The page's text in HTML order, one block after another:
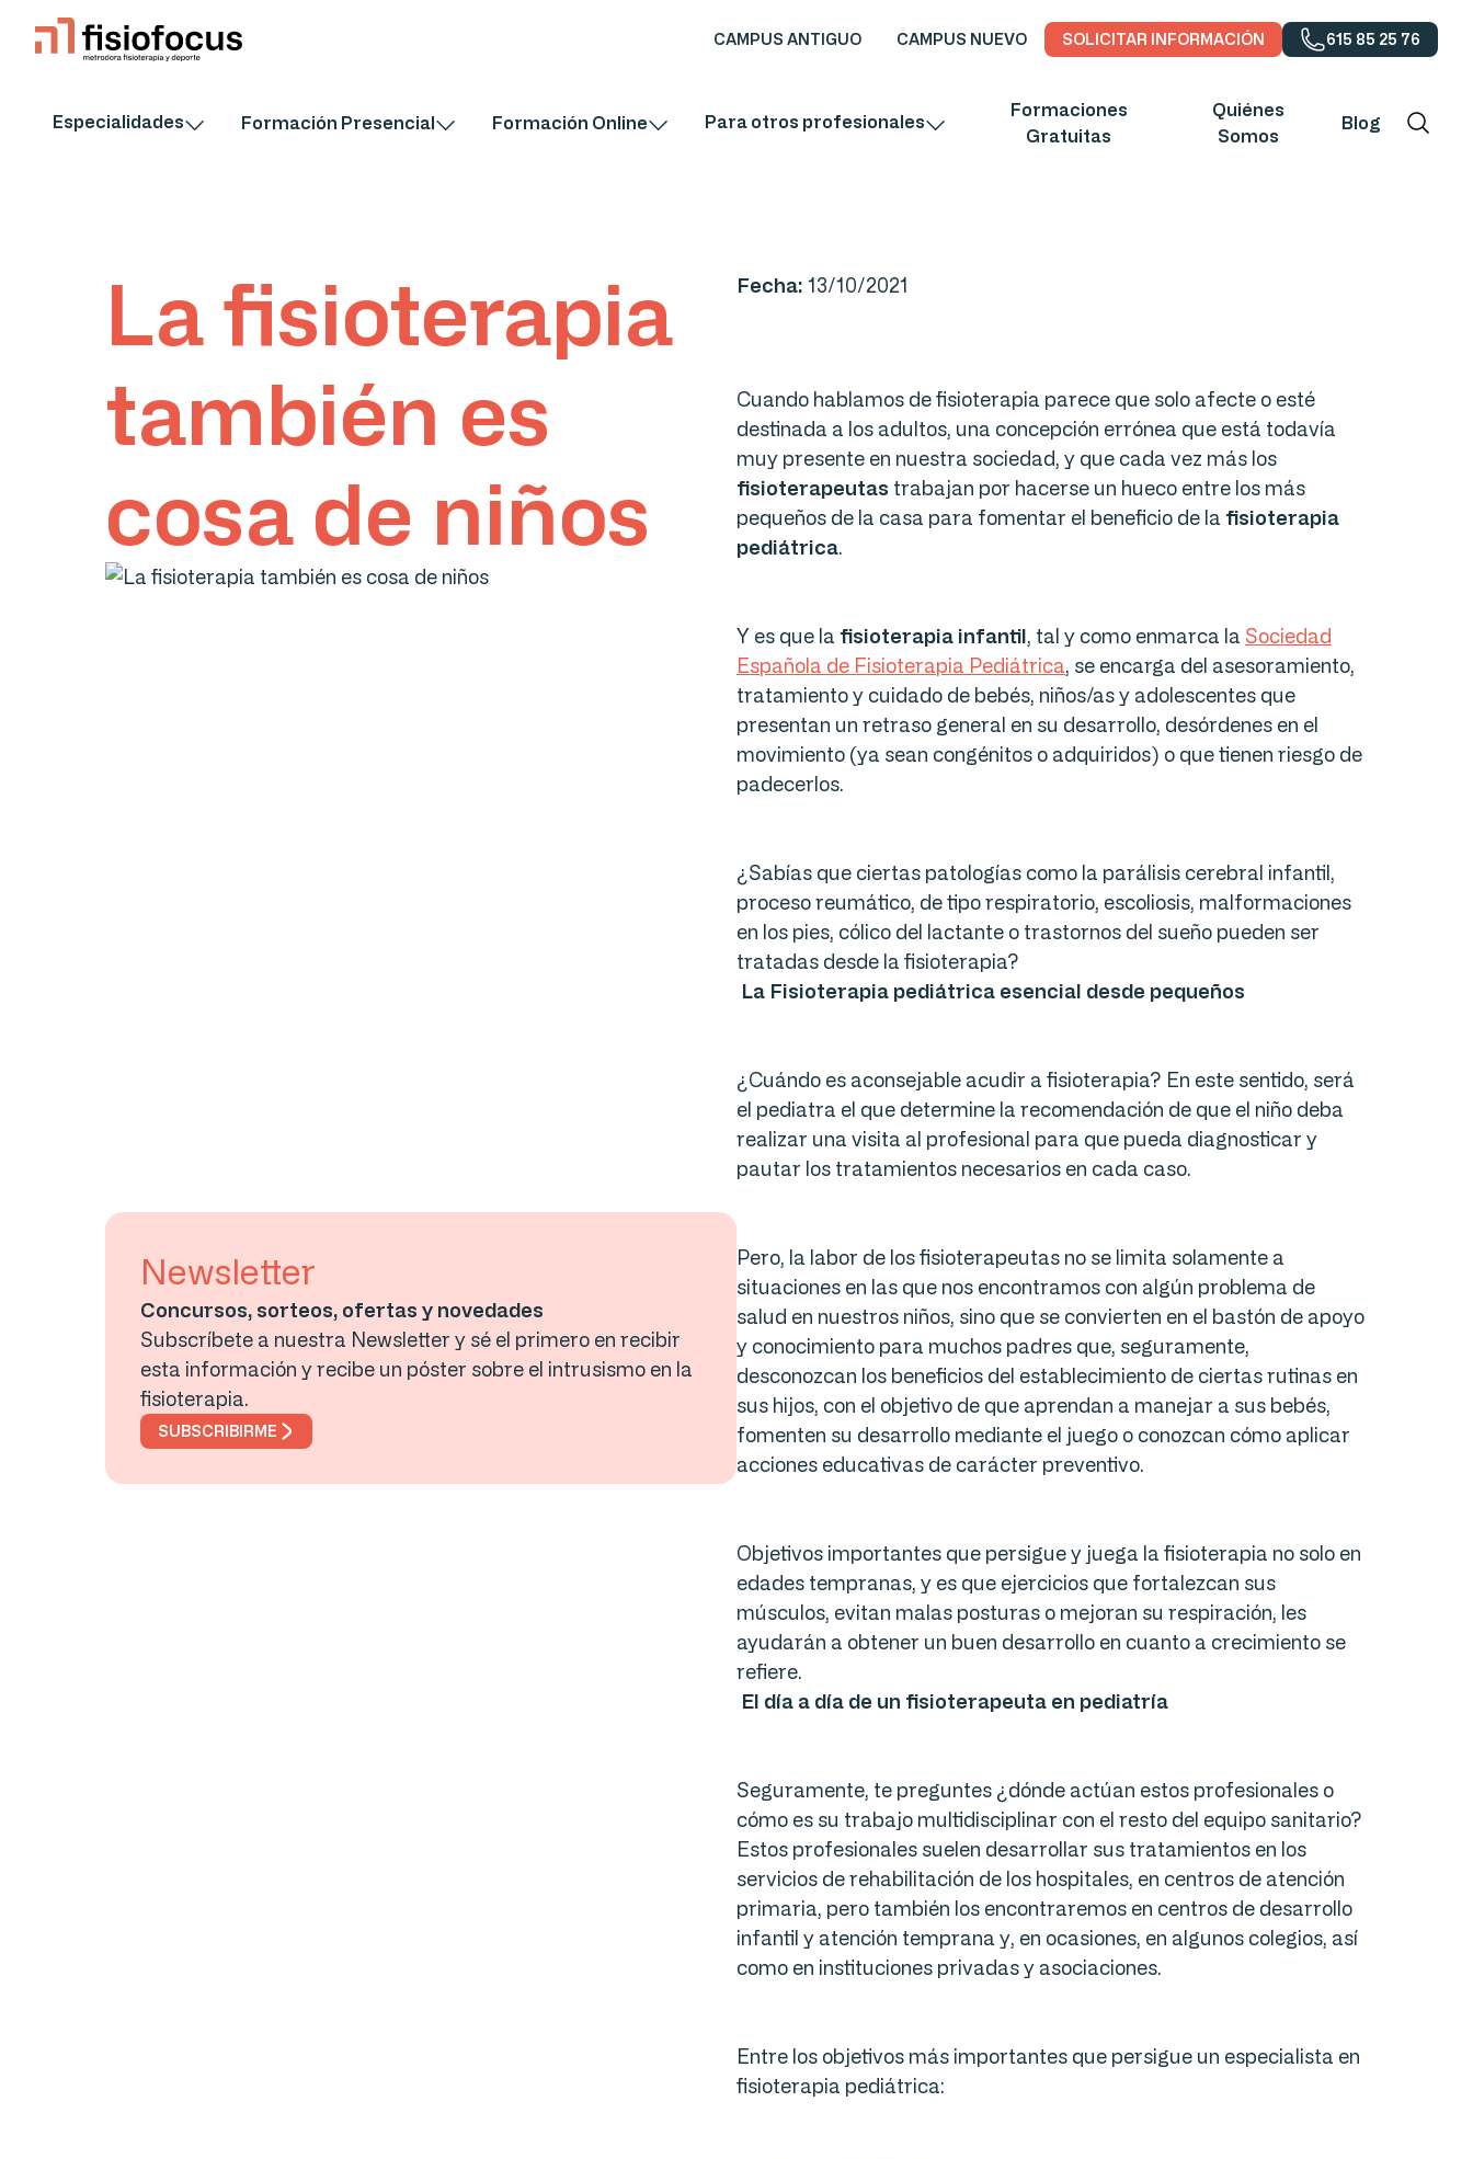
CAMPUS ANTIGUO CAMPUS NUEVO SOLICITAR INFORMACIÓN 615 85 25 76
Especialidades Formación Presencial Formación Online Para otros profesionales
Formaciones
Gratuitas
Quiénes
Somos
Blog
La fisioterapia
también es
cosa de niños
Newsletter
Concursos, sorteos, ofertas y novedades
Subscríbete a nuestra Newsletter y sé el primero en recibir
esta información y recibe un póster sobre el intrusismo en la
fisioterapia.
SUBSCRIBIRME
Fecha: 13/10/2021
Cuando hablamos de fisioterapia parece que solo afecte o esté
destinada a los adultos, una concepción errónea que está todavía
muy presente en nuestra sociedad, y que cada vez más los
fisioterapeutas trabajan por hacerse un hueco entre los más
pequeños de la casa para fomentar el beneficio de la fisioterapia
pediátrica.
Y es que la fisioterapia infantil, tal y como enmarca la Sociedad
Española de Fisioterapia Pediátrica, se encarga del asesoramiento,
tratamiento y cuidado de bebés, niños/as y adolescentes que
presentan un retraso general en su desarrollo, desórdenes en el
movimiento (ya sean congénitos o adquiridos) o que tienen riesgo de
padecerlos.
¿Sabías que ciertas patologías como la parálisis cerebral infantil,
proceso reumático, de tipo respiratorio, escoliosis, malformaciones
en los pies, cólico del lactante o trastornos del sueño pueden ser
tratadas desde la fisioterapia?
La Fisioterapia pediátrica esencial desde pequeños
¿Cuándo es aconsejable acudir a fisioterapia? En este sentido, será
el pediatra el que determine la recomendación de que el niño deba
realizar una visita al profesional para que pueda diagnosticar y
pautar los tratamientos necesarios en cada caso.
Pero, la labor de los fisioterapeutas no se limita solamente a
situaciones en las que nos encontramos con algún problema de
salud en nuestros niños, sino que se convierten en el bastón de apoyo
y conocimiento para muchos padres que, seguramente,
desconozcan los beneficios del establecimiento de ciertas rutinas en
sus hijos, con el objetivo de que aprendan a manejar a sus bebés,
fomenten su desarrollo mediante el juego o conozcan cómo aplicar
acciones educativas de carácter preventivo.
Objetivos importantes que persigue y juega la fisioterapia no solo en
edades tempranas, y es que ejercicios que fortalezcan sus
músculos, evitan malas posturas o mejoran su respiración, les
ayudarán a obtener un buen desarrollo en cuanto a crecimiento se
refiere.
El día a día de un fisioterapeuta en pediatría
Seguramente, te preguntes ¿dónde actúan estos profesionales o
cómo es su trabajo multidisciplinar con el resto del equipo sanitario?
Estos profesionales suelen desarrollar sus tratamientos en los
servicios de rehabilitación de los hospitales, en centros de atención
primaria, pero también los encontraremos en centros de desarrollo
infantil y atención temprana y, en ocasiones, en algunos colegios, así
como en instituciones privadas y asociaciones.
Entre los objetivos más importantes que persigue un especialista en
fisioterapia pediátrica: